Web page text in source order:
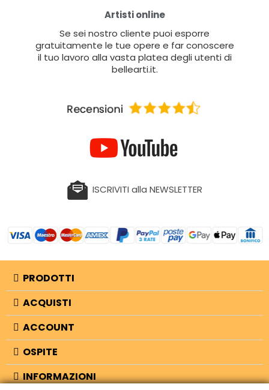
Artisti online
Se sei nostro cliente puoi esporre
gratuitamente le tue opere e far conoscere
il tuo lavoro alla vasta platea degli utenti di
bellearti.it.
ISCRIVITI alla NEWSLETTER
PRODOTTI
ACQUISTI
ACCOUNT
OSPITE
INFORMAZIONI